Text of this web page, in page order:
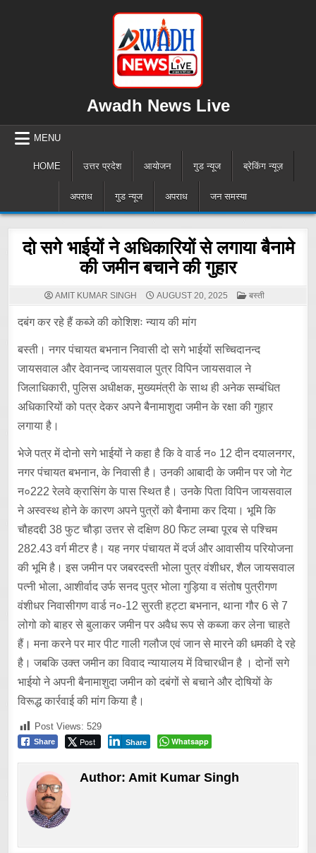
Awadh News Live
MENU
HOME उत्तर प्रदेश आयोजन गुड न्यूज ब्रेकिंग न्यूज़
अपराध गुड न्यूज अपराध जन समस्या
दो सगे भाईयों ने अधिकारियों से लगाया बैनामे
की जमीन बचाने की गुहार
AMIT KUMAR SINGH AUGUST 20, 2025
POSTED
IN
बस्ती
दबंग कर रहे हैं कब्जे की कोशिशः न्याय की मांग
बस्ती। नगर पंचायत बभनान निवासी दो सगे भाईयों सच्चिदानन्द
जायसवाल और देवानन्द जायसवाल पुत्र विपिन जायसवाल ने
जिलाधिकारी, पुलिस अधीक्षक, मुख्यमंत्री के साथ ही अनेक सम्बंधित
अधिकारियों को पत्र देकर अपने बैनामाशुदा जमीन के रक्षा की गुहार
लगाया है।
भेजे पत्र में दोनो सगे भाईयों ने कहा है कि वे वार्ड न० 12 दीन दयालनगर,
नगर पंचायत बभनान, के निवासी है। उनकी आबादी के जमीन पर जो गेट
न०222 रेलवे क्रासिंग के पास स्थित है। उनकेे पिता विपिन जायसवाल
ने अस्वस्थ होने के कारण अपने पुत्रों को बैनामा कर दिया। भूमि कि
चौहदद्दी 38 फुट चौड़ा उत्तर से दक्षिण 80 फिट लम्बा पूरब से पश्चिम
282.43 वर्ग मीटर है। यह नगर पंचायत में दर्ज और आवासीय परियोजना
की भूमि है। इस जमीन पर जबरदस्ती भोला पुत्र वंशीधर, शैल जायसवाल
पत्नी भोला, आशीर्वाद उर्फ सनद पुत्र भोला गुड़िया व संतोष पुत्रीगण
वंशीधर निवासीगण वार्ड न०-12 सुरती हट्टा बभनान, थाना गौर 6 से 7
लोगो को बाहर से बुलाकर जमीन पर अवैध रूप से कब्जा कर लेना चाहते
हैं। मना करने पर मार पीट गाली गलौज एवं जान से मारने की धमकी दे रहे
है। जबकि उक्त जमीन का विवाद न्यायालय में विचारधीन है । दोनों सगे
भाईयो ने अपनी बैनामाशुदा जमीन को दबंगों से बचाने और दोषियों के
विरूद्ध कार्रवाई की मांग किया है।
Post Views: 529
Share Post Share Whatsapp
Author:Amit Kumar Singh